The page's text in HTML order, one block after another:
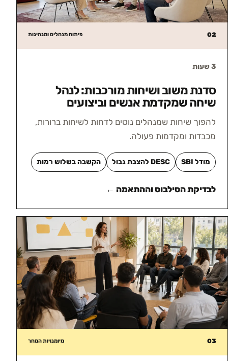
02 פיתוח מנהלים ומנהיגות
3 שעות
סדנת משוב ושיחות מורכבות: לנהל
שיחה שמקדמת אנשים וביצועים
להפוך שיחות שמנהלים נוטים לדחות לשיחות ברורות,
מכבדות ומקדמות פעולה.
מודל SBI DESC להצבת גבול הקשבה בשלוש רמות
לבדיקת הסילבוס וההתאמה ←
03 מיומנויות המחר